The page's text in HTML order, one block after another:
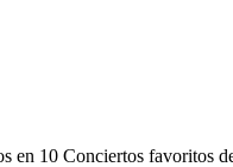
en 10 Conciertos favoritos